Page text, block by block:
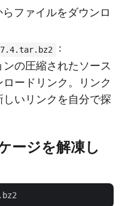
ファイルをダウンロ
:
の圧縮されたソース
ードリンク。リンク
いリンクを自分で探
ージを解凍し